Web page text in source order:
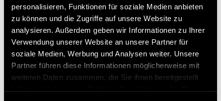
personalisieren, Funktionen für soziale Medien anbieten
zu können und die Zugriffe auf unsere Website zu
analysieren. Außerdem geben wir Informationen zu Ihrer
Verwendung unserer Website an unsere Partner für
soziale Medien, Werbung und Analysen weiter. Unsere
Partner führen diese Informationen möglicherweise mit
weiteren Daten zusammen, die Sie ihnen bereitgestellt
erkläre ich ohne viel auf Details einzugehen – ist
ja Digitalisierungswoche ?? – einige Offline
Aktivitäten (Covey Trainings, Lehrlingsmodule
etc.) und dann kurz angerissen einige
Digitalisierungsinitiativen sowie das Digital
Champions Network (5 Min). Um dann final als
Hauptteil der Keynote – nach kurzem Lean Intro (5